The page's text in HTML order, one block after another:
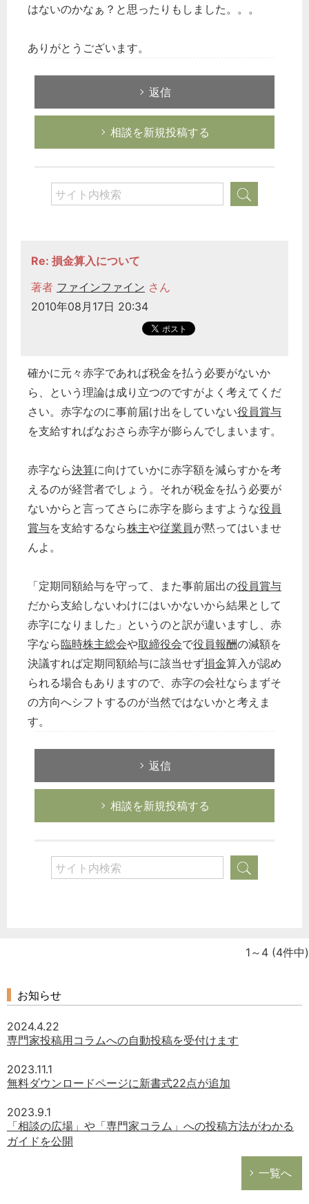
はないのかなぁ？と思ったりもしました。。。
ありがとうございます。
返信
相談を新規投稿する
Re: 損金算入について
著者 ファインファイン さん
2010年08月17日 20:34
確かに元々赤字であれば税金を払う必要がないか
ら、という理論は成り立つのですがよく考えてくだ
さい。赤字なのに事前届け出をしていない役員賞与
を支給すればなおさら赤字が膨らんでしまいます。
赤字なら決算に向けていかに赤字額を減らすかを考
えるのが経営者でしょう。それが税金を払う必要が
ないからと言ってさらに赤字を膨らますような役員
賞与を支給するなら株主や従業員が黙ってはいませ
んよ。
「定期同額給与を守って、また事前届出の役員賞与
だから支給しないわけにはいかないから結果として
赤字になりました」というのと訳が違いますし、赤
字なら臨時株主総会や取締役会で役員報酬の減額を
決議すれば定期同額給与に該当せず損金算入が認め
られる場合もありますので、赤字の会社ならまずそ
の方向へシフトするのが当然ではないかと考えま
す。
返信
相談を新規投稿する
どのカテゴリーに投稿しますか？
選択してください
労務管理
税務経理
経営の知恵
総務の給湯室
秘書のノウハウ
1～4 (4件中)
お知らせ
2024.4.22
専門家投稿用コラムへの自動投稿を受付けます
2023.11.1
無料ダウンロードページに新書式22点が追加
2023.9.1
「相談の広場」や「専門家コラム」への投稿方法がわかる
ガイドを公開
一覧へ